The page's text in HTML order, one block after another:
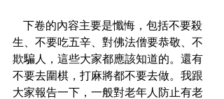
下卷的內容主要是懺悔，包括不要殺
生、不要吃五辛、對佛法僧要恭敬、不
欺騙人，這些大家都應該知道的。還有
不要去圍棋，打麻將都不要去做。我跟
大家報告一下，一般對老年人防止有老